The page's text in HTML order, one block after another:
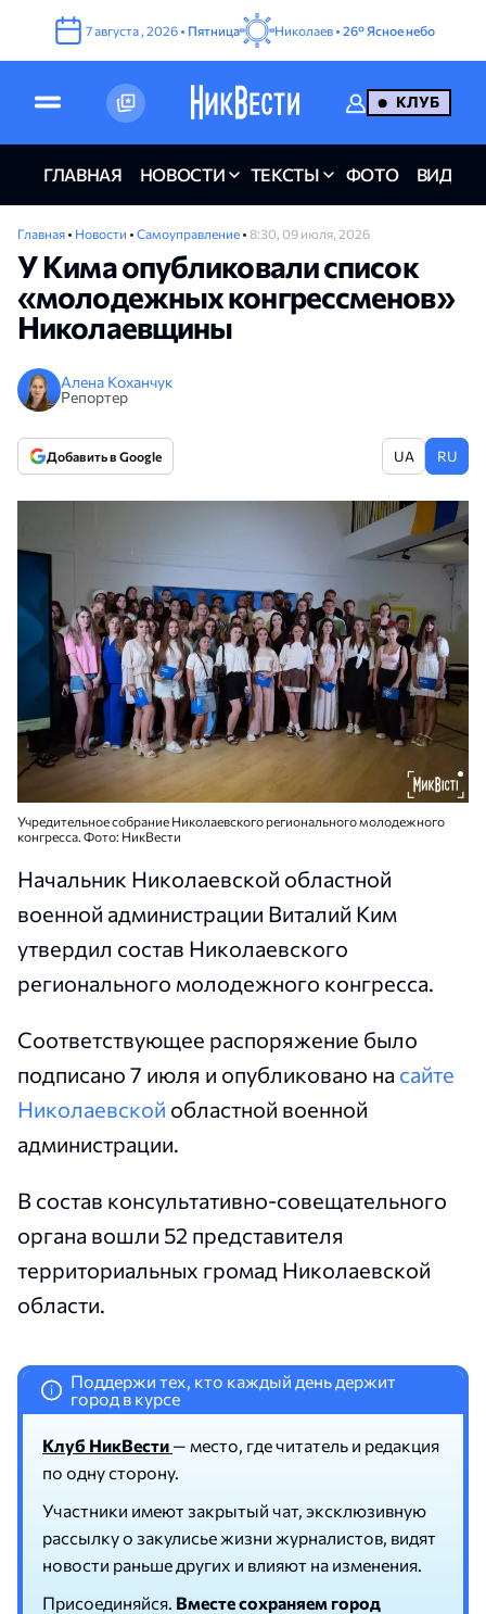
7августа , 2026 • Пятница Николаев • 26° Ясное небо
КЛУБ
ГЛАВНАЯ НОВОСТИ ТЕКСТЫ ФОТО ВИДЕО
Главная • Новости • Самоуправление • 8:30, 09 июля, 2026
У Кима опубликовали список
«молодежных конгрессменов»
Николаевщины
Алена Коханчук
Репортер
Добавить в Google UA RU
Учредительное собрание Николаевского регионального молодежного
конгресса. Фото: НикВести
Начальник Николаевской областной
военной администрации Виталий Ким
утвердил состав Николаевского
регионального молодежного конгресса.
Соответствующее распоряжение было
подписано 7 июля и опубликовано на сайте
Николаевской областной военной
администрации.
В состав консультативно-совещательного
органа вошли 52 представителя
территориальных громад Николаевской
области.
i
Поддержи тех, кто каждый день держит
город в курсе
Клуб НикВести — место, где читатель и редакция
по одну сторону.
Участники имеют закрытый чат, эксклюзивную
рассылку о закулисье жизни журналистов, видят
новости раньше других и влияют на изменения.
Присоединяйся. Вместе сохраняем город